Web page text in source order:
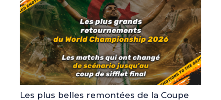
Les plus belles remontées de la Coupe